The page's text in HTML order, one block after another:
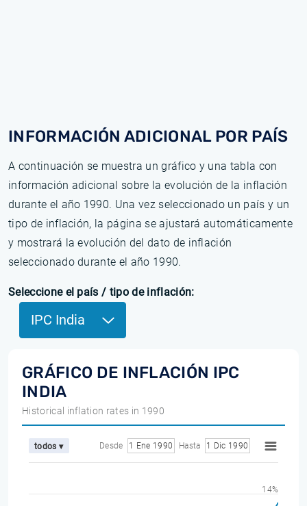
INFORMACIÓN ADICIONAL POR PAÍS
A continuación se muestra un gráfico y una tabla con
información adicional sobre la evolución de la inflación
durante el año 1990. Una vez seleccionado un país y un
tipo de inflación, la página se ajustará automáticamente
y mostrará la evolución del dato de inflación
seleccionado durante el año 1990.
Seleccione el país / tipo de inflación:
IPC India
GRÁFICO DE INFLACIÓN IPC
INDIA
Historical inflation rates in 1990
todos ▾ Desde 1 Ene 1990 Hasta 1 Dic 1990
14%